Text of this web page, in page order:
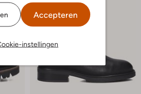
Accepteren
instellingen